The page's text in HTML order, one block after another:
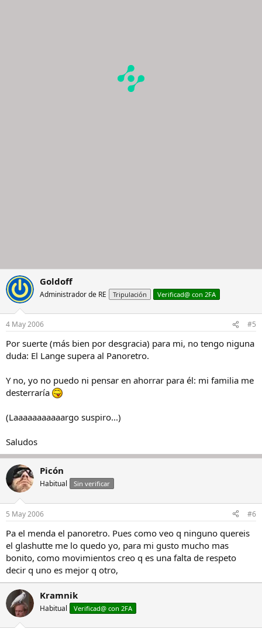
Goldoff
Administrador de RE Tripulación Verificad@ con 2FA
4 May 2006 #5
Por suerte (más bien por desgracia) para mi, no tengo niguna
duda: El Lange supera al Panoretro.
Y no, yo no puedo ni pensar en ahorrar para él: mi familia me
desterraría
(Laaaaaaaaaaargo suspiro...)
Saludos
Picón
Habitual Sin verificar
5 May 2006 #6
Pa el menda el panoretro. Pues como veo q ninguno quereis
el glashutte me lo quedo yo, para mi gusto mucho mas
bonito, como movimientos creo q es una falta de respeto
decir q uno es mejor q otro,
Kramnik
Habitual Verificad@ con 2FA